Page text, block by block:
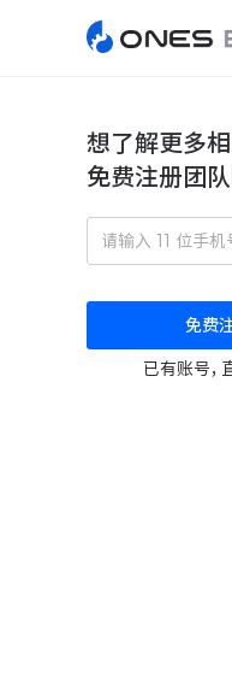
想了解更多相
免费注册团
免费
已有账号，